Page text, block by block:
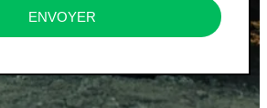
ENVOYER